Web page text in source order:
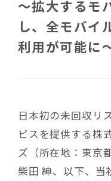
～拡大するモ
し、全モバイ
利用が可能に
日本初の未回収リ
ビスを提供する株
ズ（所在地：東京
柴田 紳、以下、当